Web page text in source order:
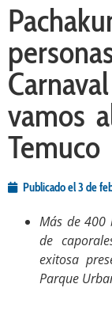
vamos
Temuco
Publicado el3 de
Más de 400
de
exitosa
Parque